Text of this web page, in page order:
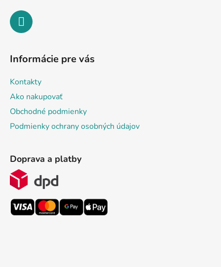
Informácie pre vás
Kontakty
Ako nakupovať
Obchodné podmienky
Podmienky ochrany osobných údajov
Doprava a platby